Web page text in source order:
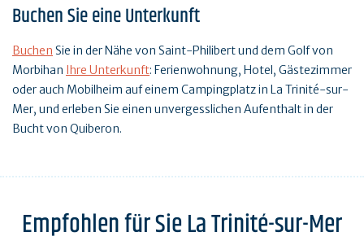
Buchen Sie eine Unterkunft
Buchen Sie in der Nähe von Saint-Philibert und dem Golf von
Morbihan Ihre Unterkunft: Ferienwohnung, Hotel, Gästezimmer
oder auch Mobilheim auf einem Campingplatz in La Trinité-sur-
Mer, und erleben Sie einen unvergesslichen Aufenthalt in der
Bucht von Quiberon.
Empfohlen für Sie La Trinité-sur-Mer